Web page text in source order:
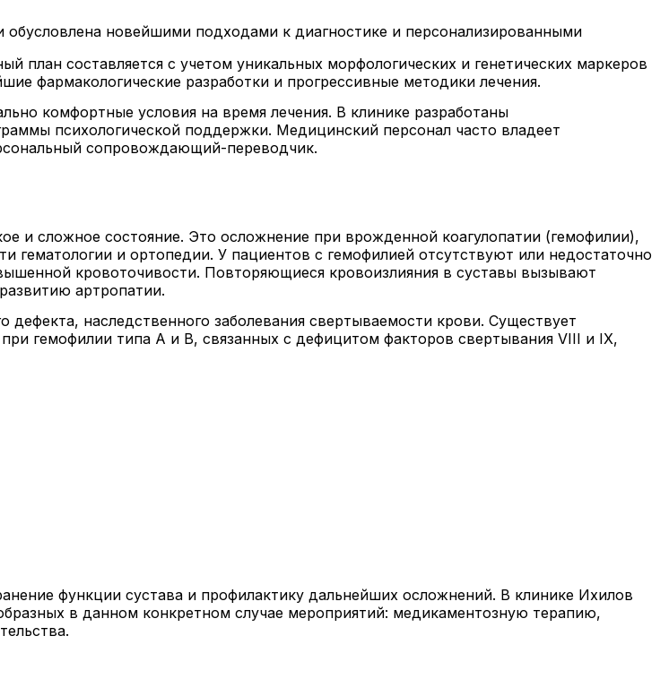
обусловлена новейшими подходами к диагностике и персонализированными
план составляется с учетом уникальных морфологических и генетических маркеров
фармакологические разработки и прогрессивные методики лечения.
комфортные условия на время лечения. В клинике разработаны
психологической поддержки. Медицинский персонал часто владеет
сопровождающий-переводчик.
и сложное состояние. Это осложнение при врожденной коагулопатии (гемофилии),
гематологии и ортопедии. У пациентов с гемофилией отсутствуют или недостаточно
кровоточивости. Повторяющиеся кровоизлияния в суставы вызывают
артропатии.
наследственного заболевания свертываемости крови. Существует
гемофилии типа A и B, связанных с дефицитом факторов свертывания VIII и IX,
функции сустава и профилактику дальнейших осложнений. В клинике Ихилов
в данном конкретном случае мероприятий: медикаментозную терапию,